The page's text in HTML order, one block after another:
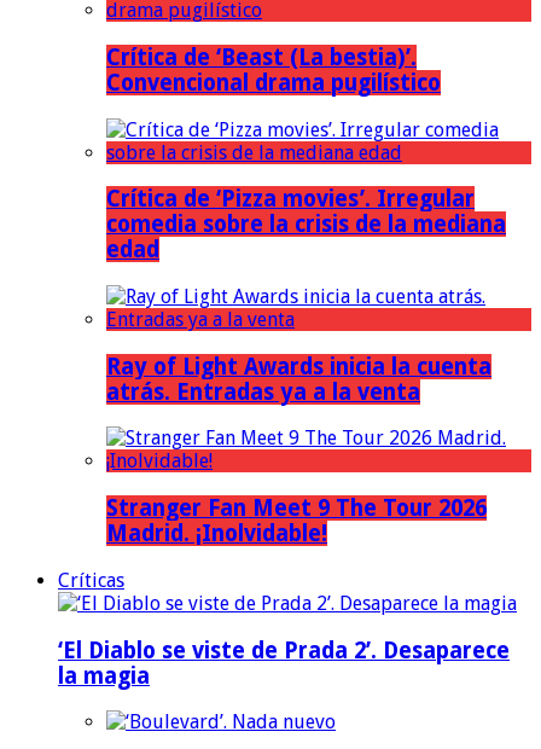
Crítica de ‘Beast (La bestia)’.
Convencional drama pugilístico
Crítica de ‘Pizza movies’. Irregular
comedia sobre la crisis de la mediana
edad
Ray of Light Awards inicia la cuenta
atrás. Entradas ya a la venta
Stranger Fan Meet 9 The Tour 2026
Madrid. ¡Inolvidable!
Críticas
‘El Diablo se viste de Prada 2’. Desaparece
la magia